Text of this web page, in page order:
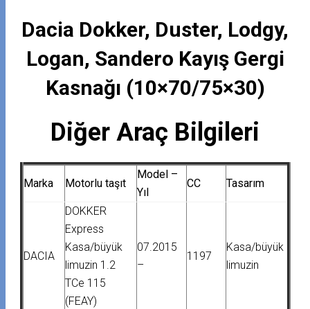
Dacia Dokker, Duster, Lodgy,
Logan, Sandero Kayış Gergi
Kasnağı (10×70/75×30)
Diğer Araç Bilgileri
Marka Motorlu taşıt
Model –
Yıl
CC Tasarım
DACIA
DOKKER
Express
Kasa/büyük
limuzin 1.2
TCe 115
(FEAY)
07.2015
–
1197
Kasa/büyük
limuzin